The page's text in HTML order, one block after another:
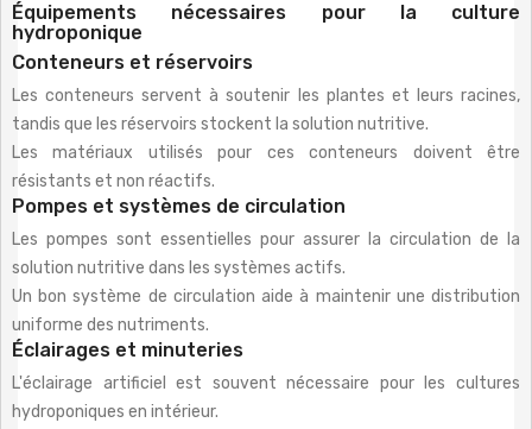
Équipements nécessaires pour la culture
hydroponique
Conteneurs et réservoirs
Les conteneurs servent à soutenir les plantes et leurs racines,
tandis que les réservoirs stockent la solution nutritive.
Les matériaux utilisés pour ces conteneurs doivent être
résistants et non réactifs.
Pompes et systèmes de circulation
Les pompes sont essentielles pour assurer la circulation de la
solution nutritive dans les systèmes actifs.
Un bon système de circulation aide à maintenir une distribution
uniforme des nutriments.
Éclairages et minuteries
L'éclairage artificiel est souvent nécessaire pour les cultures
hydroponiques en intérieur.